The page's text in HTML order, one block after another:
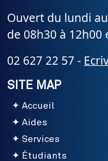
Ouvert du lundi
de 08h30 à 12h00
02 627 22 57 -
SITE MAP
Accueil
Aides
Services
Étudiants